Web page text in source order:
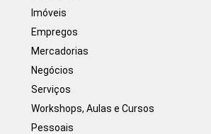
Imóveis
Empregos
Mercadorias
Negócios
Serviços
Workshops, Aulas e Cursos
Pessoais